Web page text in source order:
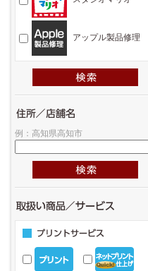
アップル製品修理
例：高知県高知市